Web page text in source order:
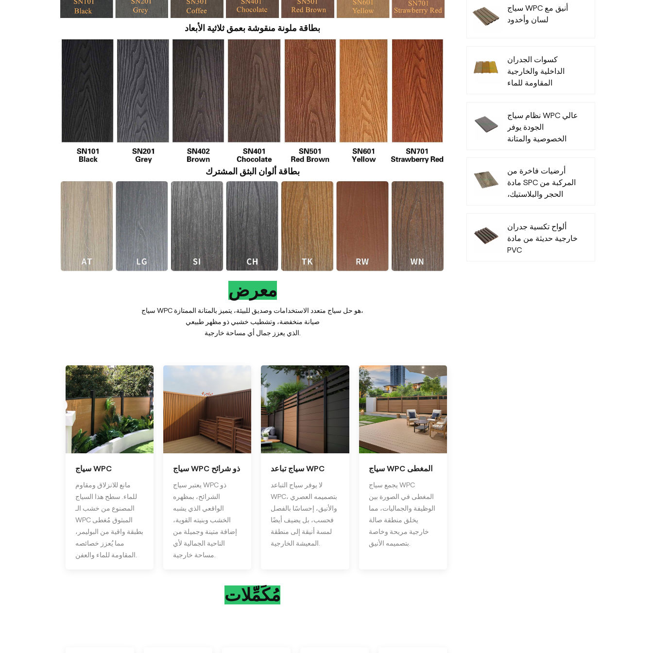
بطاقة ملونة منقوشة بعمق ثلاثية الأبعاد
بطاقة ألوان البثق المشترك
معرض
سياج WPC هو حل سياج متعدد الاستخدامات وصديق للبيئة، يتميز بالمتانة الممتازة،
صيانة منخفضة، وتشطيب خشبي ذو مظهر طبيعي
سياج WPC
مانع للانزلاق ومقاوم
للماء. سطح هذا السياج
المصنوع من خشب الـ
WPC المبثوق مُغطى
بطبقة واقية من البوليمر،
مما يُعزز خصائصه
سياج WPC ذو شرائح
يعتبر سياج WPC ذو
الشرائح، بمظهره
الواقعي الذي يشبه
الخشب وبنيته القوية،
إضافة متينة وجميلة من
الناحية الجمالية لأي
سياج تباعد WPC
لا يوفر سياج التباعد
WPC، بتصميمه العصري
والأنيق، إحساسًا بالفصل
فحسب، بل يضيف أيضًا
لمسة أنيقة إلى منطقة
سياج WPC المغطى
يجمع سياج WPC
المغطى في الصورة بين
الوظيفة والجماليات، مما
يخلق منطقة صالة
خارجية مريحة وخاصة
مُكَمِّلات
سياج WPC أنيق مع
لسان وأخدود
كسوات الجدران
الداخلية والخارجية
المقاومة للماء
نظام سياج WPC عالي
الجودة يوفر
الخصوصية والمتانة
أرضيات فاخرة من
مادة SPC المركبة من
الحجر والبلاستيك،
ألواح تكسية جدران
خارجية حديثة من مادة
PVC